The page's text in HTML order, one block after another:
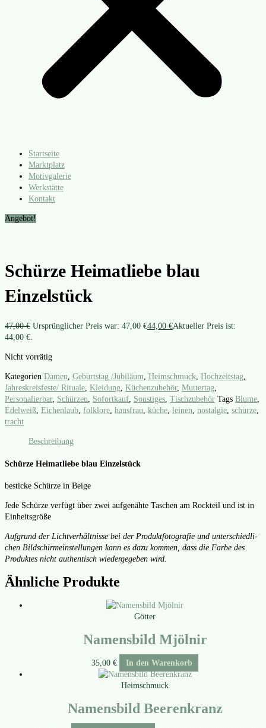
Startseite
Marktplatz
Motivgalerie
Werkstätte
Kontakt
Angebot!
Schürze Heimatliebe blau
Einzelstück
47,00€ Ursprünglicher Preis war: 47,00 €44,00 €Aktueller Preis ist:
44,00 €.
Nicht vorrätig
Kategorien Damen, Geburtstag /Jubiläum, Heimschmuck, Hochzeitstag,
Jahreskreisfeste/ Rituale, Kleidung, Küchenzubehör, Muttertag,
Personalierbar, Schürzen, Sofortkauf, Sonstiges, Tischzubehör Tags Blume,
Edelweiß, Eichenlaub, folklore, hausfrau, küche, leinen, nostalgie, schürze,
tracht
Beschreibung
Schürze Heimatliebe blau Einzelstück
besti­cke Schür­ze in Beige
Jede Schür­ze ver­fügt über zwei auf­ge­näh­te Taschen am Rock­teil und ist in
Ein­heits­grö­ße
Auf­grund der Licht­ver­hält­nis­se bei der Pro­dukt­fo­to­gra­fie und unter­schied­li­
chen Bild­schirm­ein­stel­lun­gen kann es dazu kom­men, dass die Far­be des
Pro­duk­tes nicht authen­tisch wie­der­ge­ge­ben wird.
Ähnliche Produkte
Götter
Namensbild Mjölnir
35,00 € In den Warenkorb
Heimschmuck
Namensbild Beerenkranz